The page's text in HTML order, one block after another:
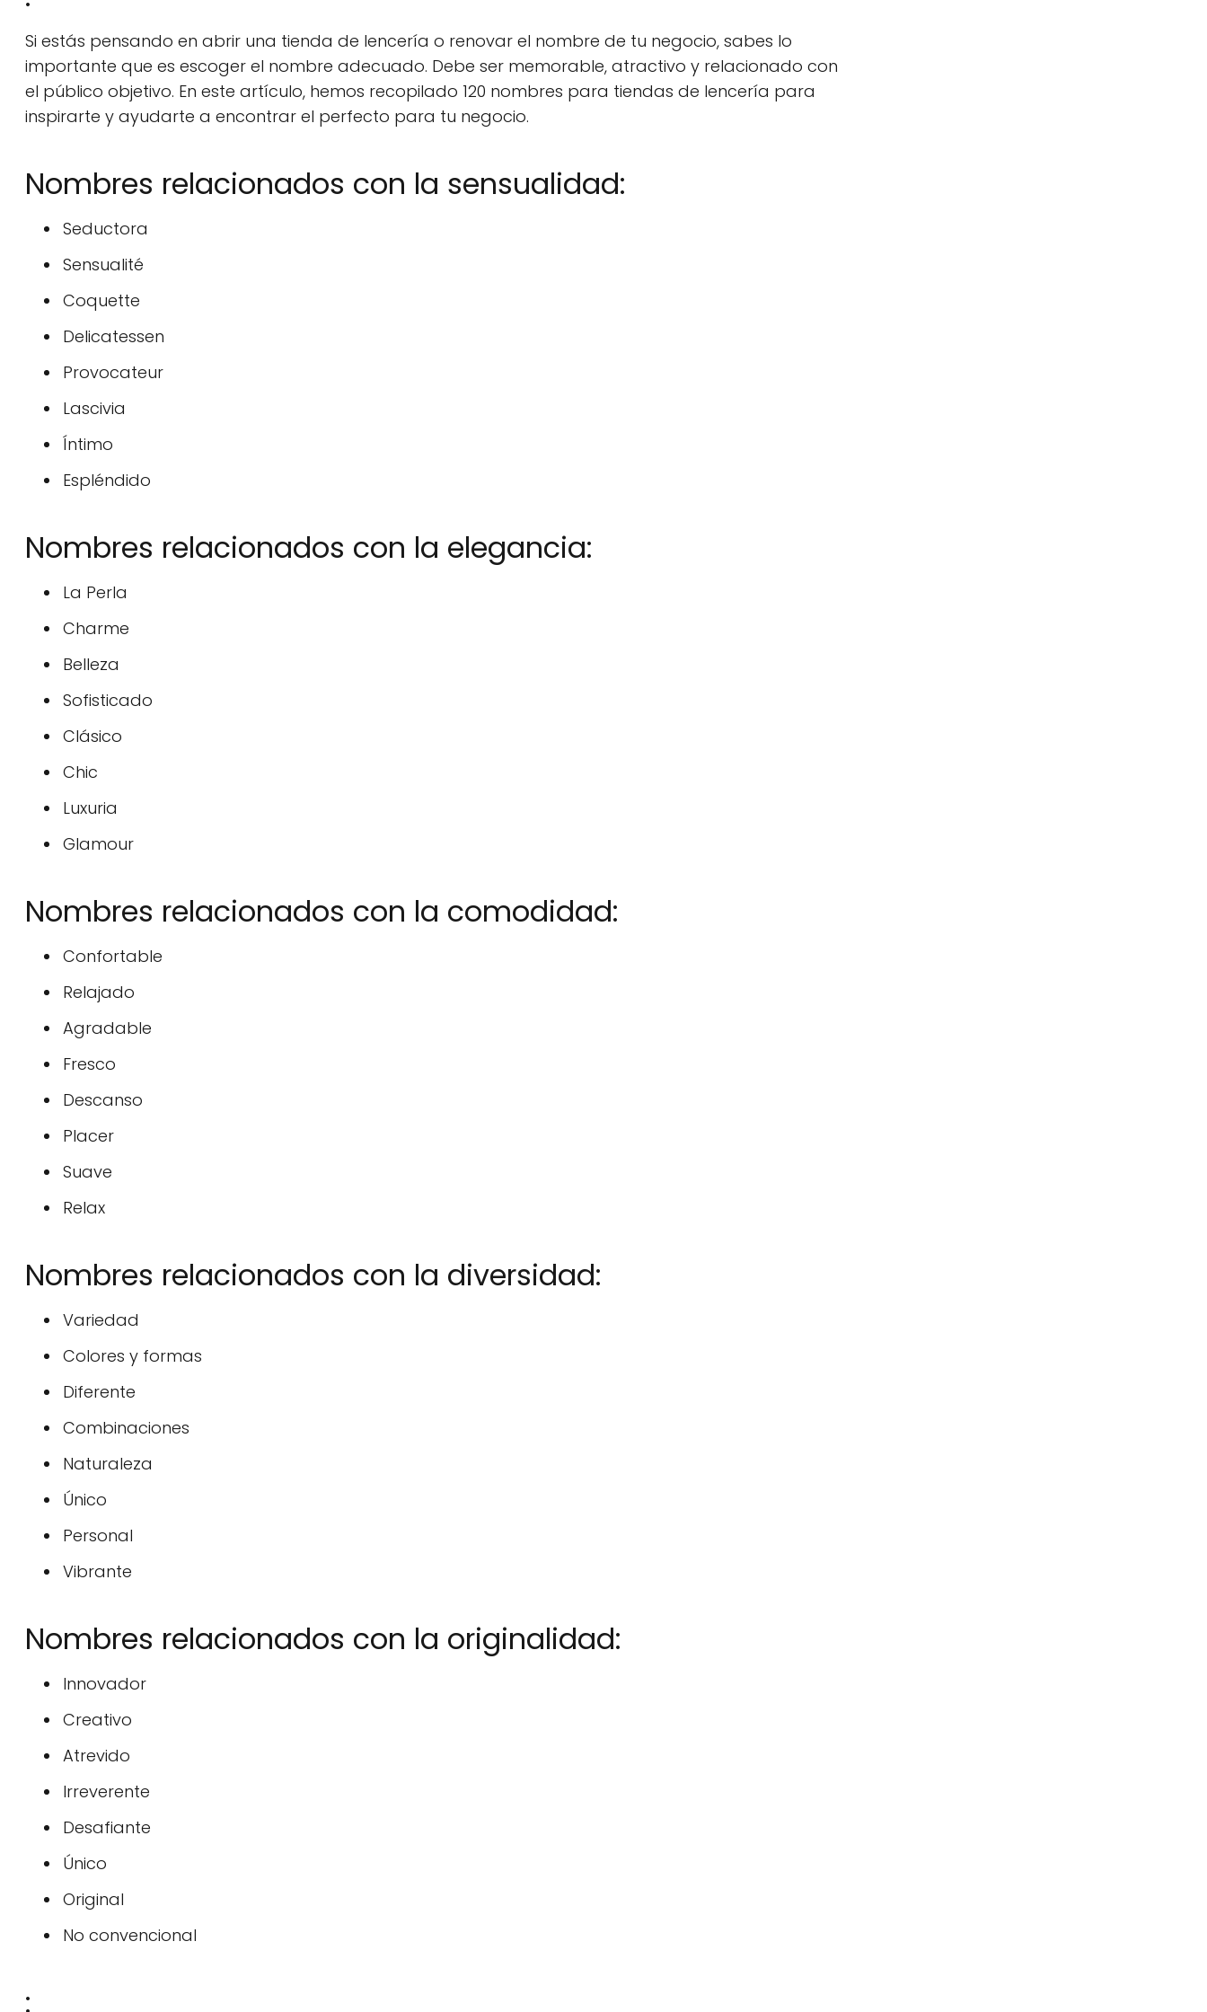
Si estás pensando en abrir una tienda de lencería o renovar el nombre de tu negocio, sabes lo
importante que es escoger el nombre adecuado. Debe ser memorable, atractivo y relacionado con
el público objetivo. En este artículo, hemos recopilado 120 nombres para tiendas de lencería para
inspirarte y ayudarte a encontrar el perfecto para tu negocio.
Nombres relacionados con la sensualidad:
Seductora
Sensualité
Coquette
Delicatessen
Provocateur
Lascivia
Íntimo
Espléndido
Nombres relacionados con la elegancia:
La Perla
Charme
Belleza
Sofisticado
Clásico
Chic
Luxuria
Glamour
Nombres relacionados con la comodidad:
Confortable
Relajado
Agradable
Fresco
Descanso
Placer
Suave
Relax
Nombres relacionados con la diversidad:
Variedad
Colores y formas
Diferente
Combinaciones
Naturaleza
Único
Personal
Vibrante
Nombres relacionados con la originalidad:
Innovador
Creativo
Atrevido
Irreverente
Desafiante
Único
Original
No convencional
: